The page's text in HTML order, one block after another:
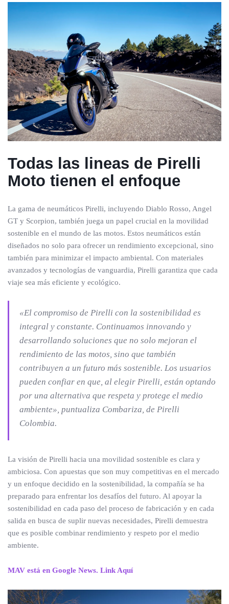
Todas las lineas de Pirelli
Moto tienen el enfoque
La gama de neumáticos Pirelli, incluyendo Diablo Rosso, Angel
GT y Scorpion, también juega un papel crucial en la movilidad
sostenible en el mundo de las motos. Estos neumáticos están
diseñados no solo para ofrecer un rendimiento excepcional, sino
también para minimizar el impacto ambiental. Con materiales
avanzados y tecnologías de vanguardia, Pirelli garantiza que cada
viaje sea más eficiente y ecológico.
«El compromiso de Pirelli con la sostenibilidad es
integral y constante. Continuamos innovando y
desarrollando soluciones que no solo mejoran el
rendimiento de las motos, sino que también
contribuyen a un futuro más sostenible. Los usuarios
pueden confiar en que, al elegir Pirelli, están optando
por una alternativa que respeta y protege el medio
ambiente», puntualiza Combariza, de Pirelli
Colombia.
La visión de Pirelli hacia una movilidad sostenible es clara y
ambiciosa. Con apuestas que son muy competitivas en el mercado
y un enfoque decidido en la sostenibilidad, la compañía se ha
preparado para enfrentar los desafíos del futuro. Al apoyar la
sostenibilidad en cada paso del proceso de fabricación y en cada
salida en busca de suplir nuevas necesidades, Pirelli demuestra
que es posible combinar rendimiento y respeto por el medio
ambiente.
MAV está en Google News. Link Aquí